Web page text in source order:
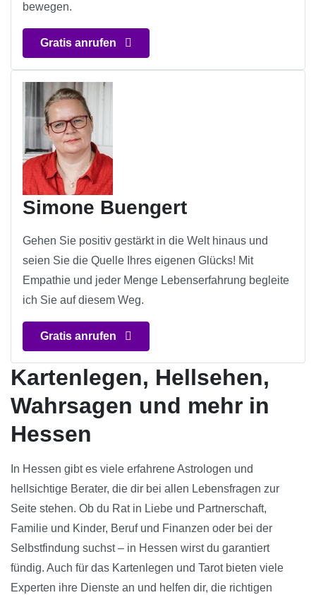
bewegen.
Gratis anrufen
Simone Buengert
Gehen Sie positiv gestärkt in die Welt hinaus und
seien Sie die Quelle Ihres eigenen Glücks! Mit
Empathie und jeder Menge Lebenserfahrung begleite
ich Sie auf diesem Weg.
Gratis anrufen
Kartenlegen, Hellsehen,
Wahrsagen und mehr in
Hessen
In Hessen gibt es viele erfahrene Astrologen und
hellsichtige Berater, die dir bei allen Lebensfragen zur
Seite stehen. Ob du Rat in Liebe und Partnerschaft,
Familie und Kinder, Beruf und Finanzen oder bei der
Selbstfindung suchst – in Hessen wirst du garantiert
fündig. Auch für das Kartenlegen und Tarot bieten viele
Experten ihre Dienste an und helfen dir, die richtigen